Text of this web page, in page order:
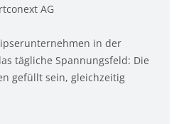
AG
in der
tägliche Spannungsfeld: Die
gefüllt sein, gleichzeitig